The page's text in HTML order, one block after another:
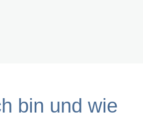
bin und wie